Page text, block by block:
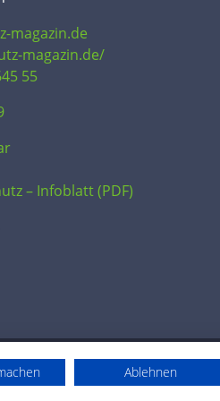
magazin.de
magazin.de/
55
– Infoblatt (PDF)
Ablehnen